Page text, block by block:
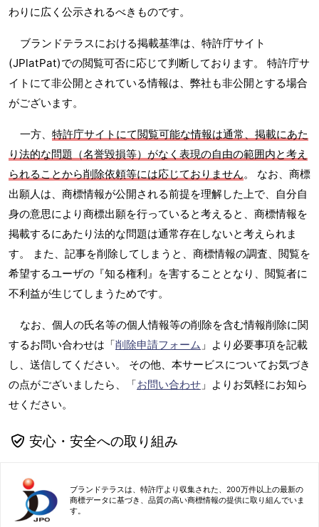
わりに広く公示されるべきものです。
ブランドテラスにおける掲載基準は、特許庁サイト
(JPlatPat)での閲覧可否に応じて判断しております。 特許庁サ
イトにて非公開とされている情報は、弊社も非公開とする場合
がございます。
一方、 特許庁サイトにて閲覧可能な情報は通常、掲載にあた
り法的な問題（名誉毀損等）がなく表現の自由の範囲内と考え
られることから削除依頼等には応じておりません。 なお、商標
出願人は、商標情報が公開される前提を理解した上で、自分自
身の意思により商標出願を行っていると考えると、商標情報を
掲載するにあたり法的な問題は通常存在しないと考えられま
す。 また、記事を削除してしまうと、商標情報の調査、閲覧を
希望するユーザの『知る権利』を害することとなり、閲覧者に
不利益が生じてしまうためです。
なお、個人の氏名等の個人情報等の削除を含む情報削除に関
するお問い合わせは「削除申請フォーム 」より必要事項を記載
し、送信してください。 その他、本サービスについてお気づき
の点がございましたら、「お問い合わせ 」よりお気軽にお知ら
せください。
安心・安全への取り組み
ブランドテラスは、特許庁より収集された、200万件以上の最新の
商標データに基づき、品質の高い商標情報の提供に取り組んでいま
す。